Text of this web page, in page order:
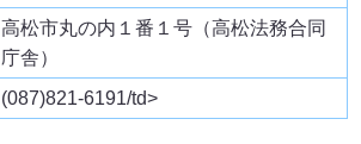
高松市丸の内１番１号（高松法務合同
庁舎）
(087)821-6191/td>